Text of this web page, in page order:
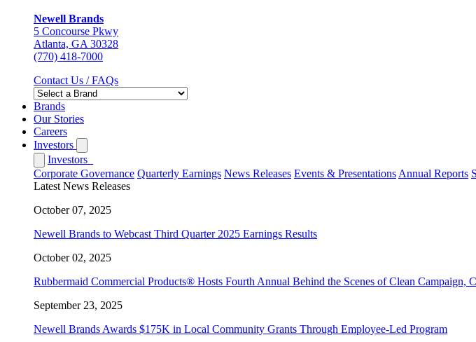
Newell Brands
5 Concourse Pkwy
Atlanta, GA 30328
(770) 418-7000
Contact Us / FAQs
Brands
Our Stories
Careers
Investors
Investors
Corporate Governance Quarterly Earnings News Releases Events & Presentations Annual Reports
Latest News Releases
October 07, 2025
Newell Brands to Webcast Third Quarter 2025 Earnings Results
October 02, 2025
Rubbermaid Commercial Products® Hosts Fourth Annual Behind the Scenes of Clean Campaign,
September 23, 2025
Newell Brands Awards $175K in Local Community Grants Through Employee-Led Program